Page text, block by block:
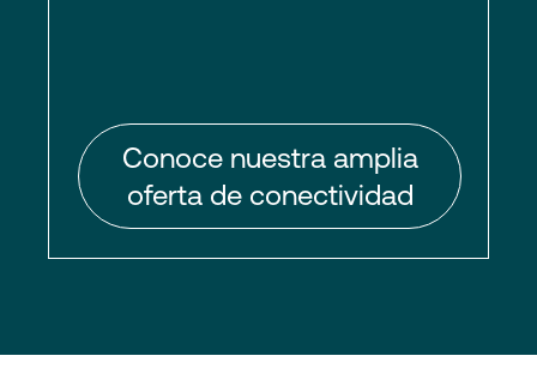
Conoce nuestra amplia
oferta de conectividad